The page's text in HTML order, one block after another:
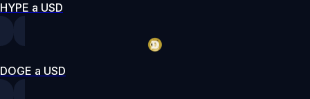
HYPE a USD
DOGE a USD